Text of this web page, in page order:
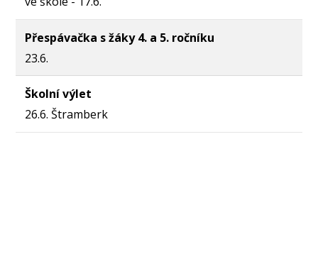
Přespávačka s žáky 4. a 5. ročníku
23.6.
Školní výlet
26.6. Štramberk